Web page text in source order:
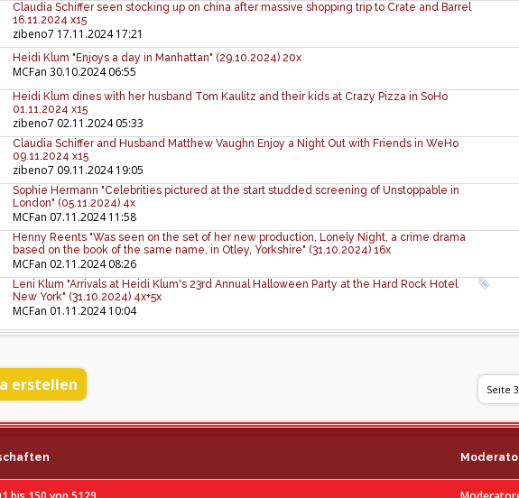
Claudia Schiffer seen stocking up on china after massive shopping trip to Crate and Barrel
16.11.2024 x15
zibeno7 17.11.2024 17:21
Heidi Klum "Enjoys a day in Manhattan" (29.10.2024) 20x
MCFan 30.10.2024 06:55
Heidi Klum dines with her husband Tom Kaulitz and their kids at Crazy Pizza in SoHo
01.11.2024 x15
zibeno7 02.11.2024 05:33
Claudia Schiffer and Husband Matthew Vaughn Enjoy a Night Out with Friends in WeHo
09.11.2024 x15
zibeno7 09.11.2024 19:05
Sophie Hermann "Celebrities pictured at the start studded screening of Unstoppable in
London" (05.11.2024) 4x
MCFan 07.11.2024 11:58
Henny Reents "Was seen on the set of her new production, Lonely Night, a crime drama
based on the book of the same name, in Otley, Yorkshire" (31.10.2024) 16x
MCFan 02.11.2024 08:26
Leni Klum "Arrivals at Heidi Klum's 23rd Annual Halloween Party at the Hard Rock Hotel
New York" (31.10.2024) 4x+5x
MCFan 01.11.2024 10:04
erstellen Seite